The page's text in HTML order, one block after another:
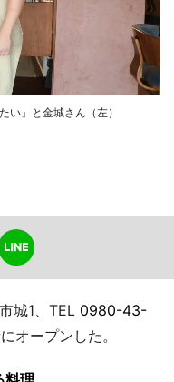
い」と金城さん（左）
城1、TEL 0980-43-
オープンした。